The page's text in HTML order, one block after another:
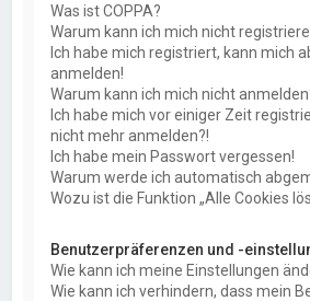
Was ist COPPA?
Warum kann ich mich nicht
Ich habe mich registriert, kann mich
anmelden!
Warum kann ich mich nicht
Ich habe mich vor einiger Zeit
nicht mehr anmelden?!
Ich habe mein Passwort vergessen!
Warum werde ich automatisch
Wozu ist die Funktion „Alle Cookies
Benutzerpräferenzen und -
Wie kann ich meine Einstellungen
Wie kann ich verhindern, dass mein